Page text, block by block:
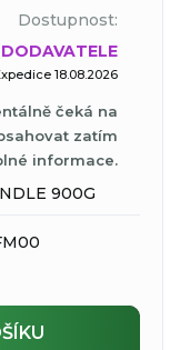
Dostupnost:
18.08.2026
čeká na
zatím
informace.
900G